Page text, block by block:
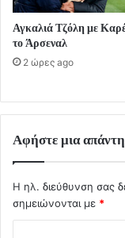
Αγκαλιά Τζόλη με
το Άρσεναλ
2 ώρες ago
Αφήστε μια
Η ηλ. διεύθυνση σας
σημειώνονται με *